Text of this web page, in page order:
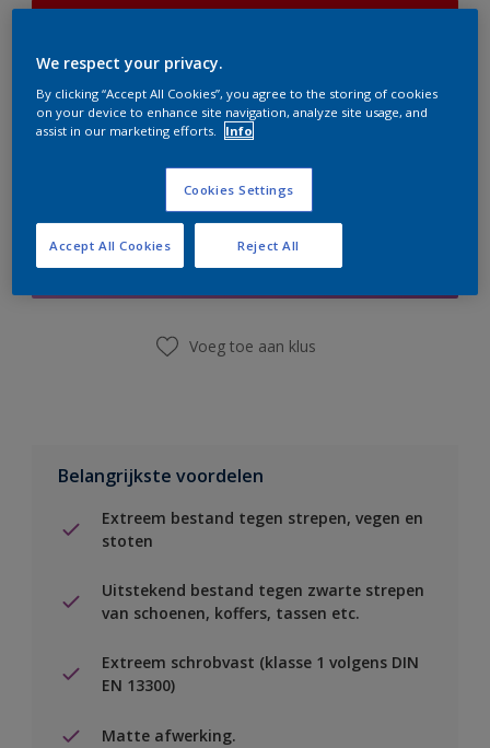
er hard aan om de voorraad aan te vullen.
Boodschappenlijst
Vind een winkel
Voeg toe aan klus
Belangrijkste voordelen
Extreem bestand tegen strepen, vegen en
stoten
Uitstekend bestand tegen zwarte strepen
van schoenen, koffers, tassen etc.
Extreem schrobvast (klasse 1 volgens DIN
EN 13300)
Matte afwerking.
We respect your privacy.
By clicking “Accept All Cookies”, you agree to the storing of cookies
on your device to enhance site navigation, analyze site usage, and
assist in our marketing efforts.
Info
Cookies Settings
Reject All
Accept All Cookies